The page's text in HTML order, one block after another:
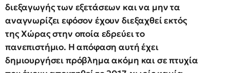
διεξαγωγής των εξετάσεων και να μην τα
αναγνωρίζει εφόσον έχουν διεξαχθεί εκτός
της Χώρας στην οποία εδρεύει το
πανεπιστήμιο. Η απόφαση αυτή έχει
δημιουργήσει πρόβλημα ακόμη και σε πτυχία